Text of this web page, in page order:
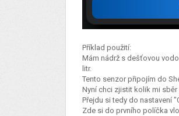
Příklad použití:
Mám nádrž s dešťovou
litr.
Tento senzor připojím do
Nyní chci zjistit kolik mi
Přejdu si tedy do nastavení
Zde si do prvního políčka